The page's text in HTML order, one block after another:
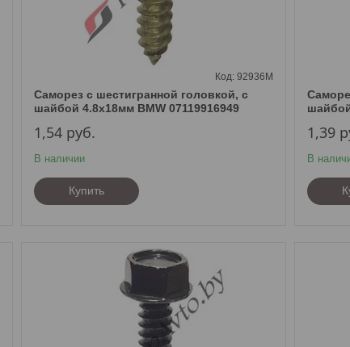
Саморез с шестигранной головкой, с
шайбой 4.8х18мм BMW 07119916949
92936M
1,54 руб.
В наличии
Купить
1,39
В